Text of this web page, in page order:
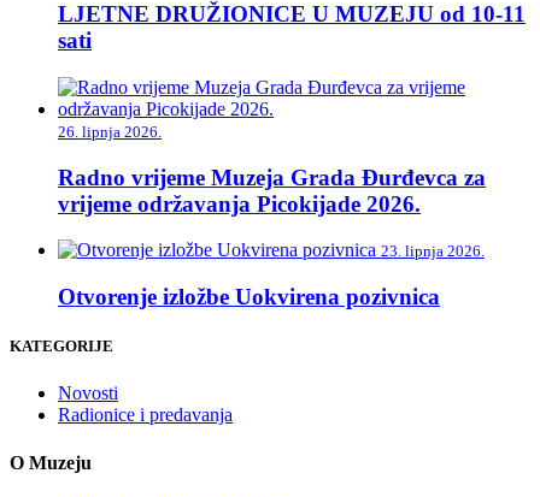
LJETNE DRUŽIONICE U MUZEJU od 10-11
sati
26. lipnja 2026.
Radno vrijeme Muzeja Grada Đurđevca za
vrijeme održavanja Picokijade 2026.
23. lipnja 2026.
Otvorenje izložbe Uokvirena pozivnica
KATEGORIJE
Novosti
Radionice i predavanja
O Muzeju